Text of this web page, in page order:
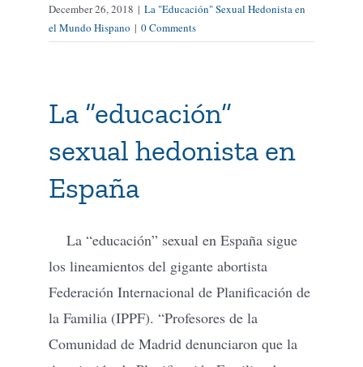
December 26, 2018 | La "Educación" Sexual Hedonista en
el Mundo Hispano | 0 Comments
La “educación”
sexual hedonista en
España
La “educación” sexual en España sigue
los lineamientos del gigante abortista
Federación Internacional de Planificación de
la Familia (IPPF). “Profesores de la
Comunidad de Madrid denunciaron que la